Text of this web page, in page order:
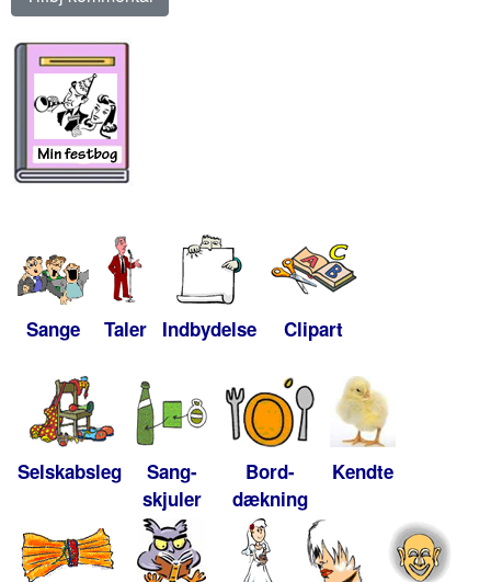
Sange Taler Indbydelse Clipart
Selskabsleg
Sang-
skjuler
Bord-
dækning
Kendte